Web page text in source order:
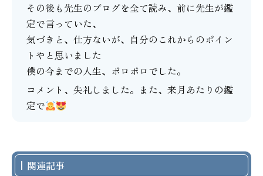
その後も先生のブログを全て読み、前に先生が鑑
定で言っていた、
気づきと、仕方ないが、自分のこれからのポイン
トやと思いました
僕の今までの人生、ボロボロでした。
コメント、失礼しました。また、来月あたりの鑑
定で
関連記事